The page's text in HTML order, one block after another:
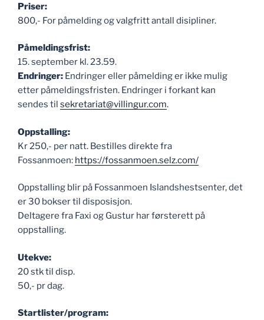
Priser:
800,- For påmelding og valgfritt antall disipliner.
Påmeldingsfrist:
15. september kl. 23.59.
Endringer: Endringer eller påmelding er ikke mulig
etter påmeldingsfristen. Endringer i forkant kan
sendes til sekretariat@villingur.com.
Oppstalling:
Kr 250,- per natt. Bestilles direkte fra
Fossanmoen: https://fossanmoen.selz.com/
Oppstalling blir på Fossanmoen Islandshestsenter, det
er 30 bokser til disposisjon.
Deltagere fra Faxi og Gustur har førsterett på
oppstalling.
Utekve:
20 stk til disp.
50,- pr dag.
Startlister/program: